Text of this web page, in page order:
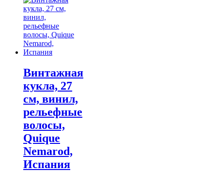
Винтажная
кукла, 27
см, винил,
рельефные
волосы,
Quique
Nemarod,
Испания